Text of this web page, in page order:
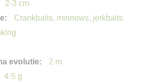
2-3 cm
Crankbaits, minnows, jerkbaits
2 m
4-5 g